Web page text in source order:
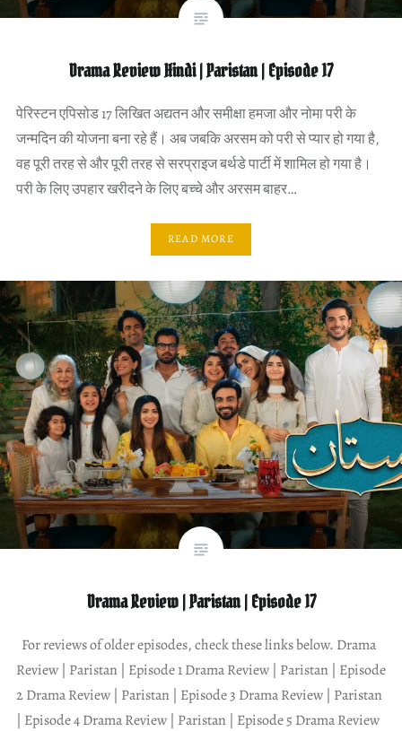
Drama Review Hindi | Paristan | Episode 17
पेरिस्टन एपिसोड 17 लिखित अद्यतन और समीक्षा हमजा और नोमा परी के
जन्मदिन की योजना बना रहे हैं। अब जबकि अरसम को परी से प्यार हो गया है,
वह पूरी तरह से और पूरी तरह से सरप्राइज बर्थडे पार्टी में शामिल हो गया है।
परी के लिए उपहार खरीदने के लिए बच्चे और अरसम बाहर…
READ MORE
Drama Review | Paristan | Episode 17
For reviews of older episodes, check these links below. Drama
Review | Paristan | Episode 1 Drama Review | Paristan | Episode
2 Drama Review | Paristan | Episode 3 Drama Review | Paristan
| Episode 4 Drama Review | Paristan | Episode 5 Drama Review